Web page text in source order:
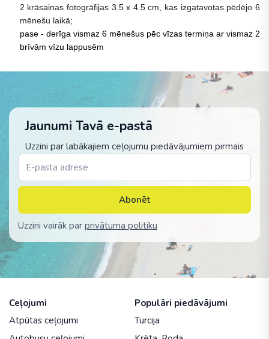
2 krāsainas fotogrāfijas 3.5 x 4.5 cm, kas izgatavotas pēdējo 6
mēnešu laikā;
pase - derīga vismaz 6 mēnešus pēc vīzas termiņa ar vismaz 2
brīvām vīzu lappusēm
Jaunumi Tavā e-pastā
Uzzini par labākajiem ceļojumu piedāvājumiem pirmais
Abonēt
Uzzini vairāk par privātuma politiku
Ceļojumi
Atpūtas ceļojumi
Populāri piedāvājumi
Turcija